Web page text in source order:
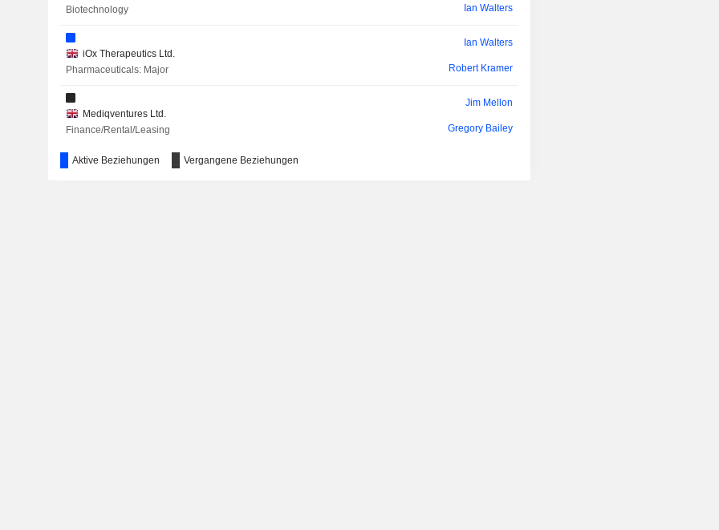
Biotechnology
Ian Walters
iOx Therapeutics Ltd.
Pharmaceuticals: Major
Ian Walters
Robert Kramer
Mediqventures Ltd.
Finance/Rental/Leasing
Jim Mellon
Gregory Bailey
Aktive Beziehungen Vergangene Beziehungen